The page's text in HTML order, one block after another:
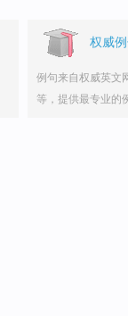
权威
例句来自权威英文
等，提供最专业的